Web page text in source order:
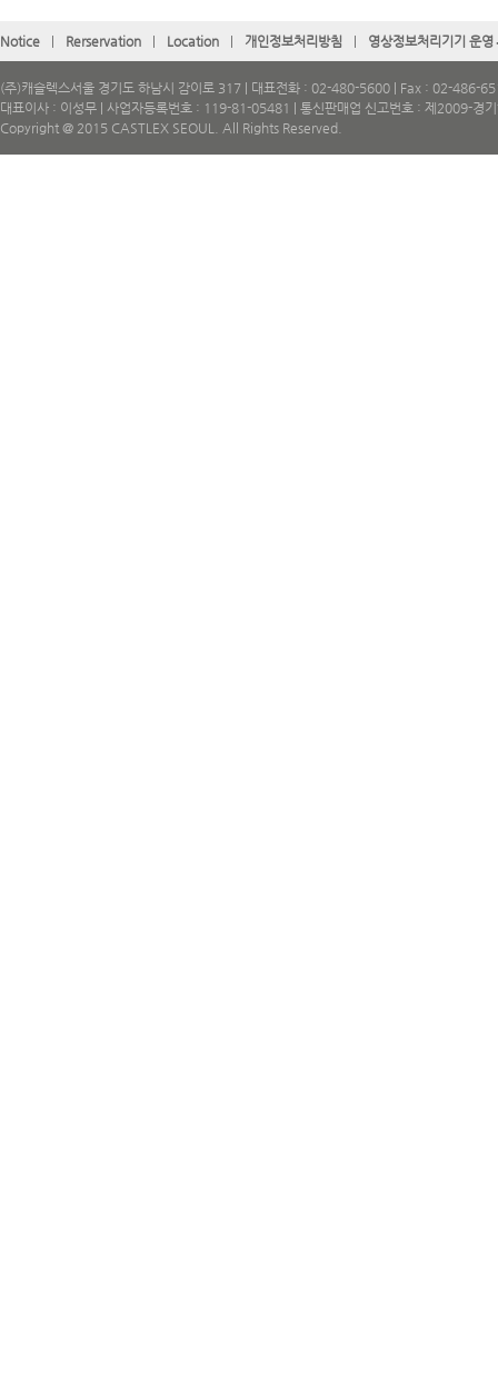
Notice Rerservation Location 개인정보처리방침 영상정보처리기기 운
(주)캐슬렉스서울 경기도 하남시 감이로 317 | 대표전화 : 02-480-5600 | Fax : 02-486-
대표이사 : 이성무 | 사업자등록번호 : 119-81-05481 | 통신판매업 신고번호 : 제2009-경
Copyright @ 2015 CASTLEX SEOUL. All Rights Reserved.